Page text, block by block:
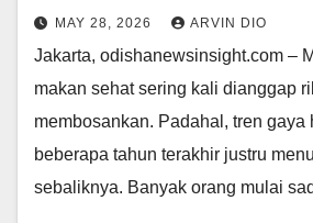
MAY 28, 2026 ARVIN DIO
Jakarta, odishanewsinsight.com –
makan sehat sering kali dianggap
membosankan. Padahal, tren gaya
beberapa tahun terakhir justru
sebaliknya. Banyak orang mulai